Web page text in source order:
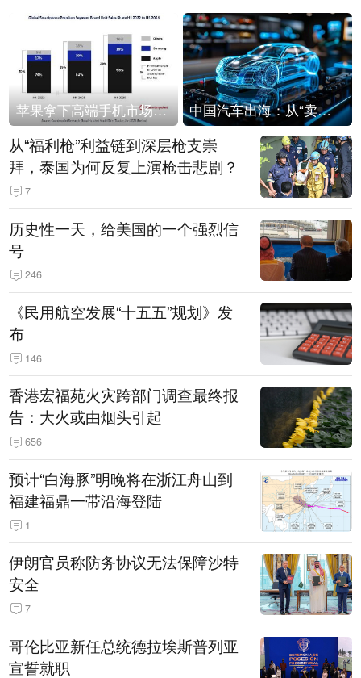
苹果拿下高端手机市场65%的份额：iPhone 17系列功不可没 中国汽车出海：从“卖出去”到“走进去”
从“福利枪”利益链到深层枪支崇
拜，泰国为何反复上演枪击悲剧？
7
历史性一天，给美国的一个强烈信
号
246
《民用航空发展“十五五”规划》发
布
146
香港宏福苑火灾跨部门调查最终报
告：大火或由烟头引起
656
预计“白海豚”明晚将在浙江舟山到
福建福鼎一带沿海登陆
1
伊朗官员称防务协议无法保障沙特
安全
7
哥伦比亚新任总统德拉埃斯普列亚
宣誓就职